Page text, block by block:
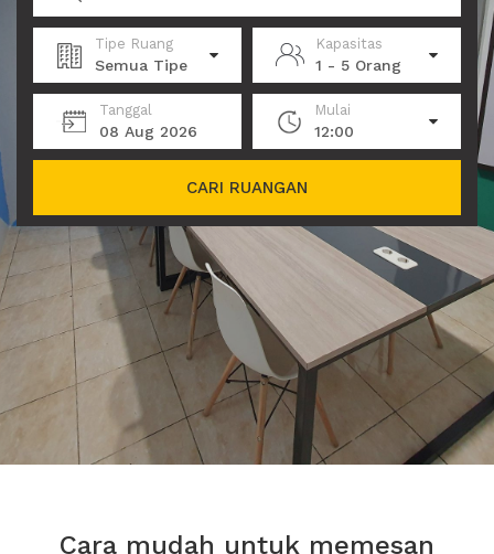
Tipe Ruang
Semua Tipe
Kapasitas
1 - 5 Orang
Tanggal
08 Aug 2026
Mulai
12:00
CARI RUANGAN
Cara mudah untuk memesan